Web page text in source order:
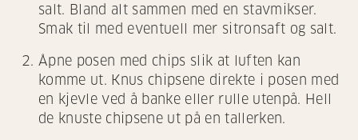
salt. Bland alt sammen med en stavmikser.
Smak til med eventuell mer sitronsaft og salt.
Åpne posen med chips slik at luften kan
komme ut. Knus chipsene direkte i posen med
en kjevle ved å banke eller rulle utenpå. Hell
de knuste chipsene ut på en tallerken.